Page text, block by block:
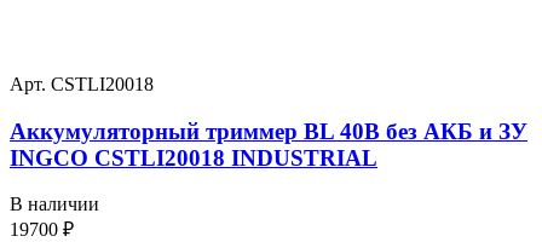
Арт. CSTLI20018
Аккумуляторный триммер BL 40В без АКБ и ЗУ
INGCO CSTLI20018 INDUSTRIAL
В наличии
19700 ₽